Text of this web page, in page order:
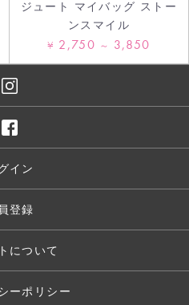
ジュート マイバッグ ストー
ンスマイル
¥ 2,750 ～ 3,850
イン
登録
について
ーポリシー